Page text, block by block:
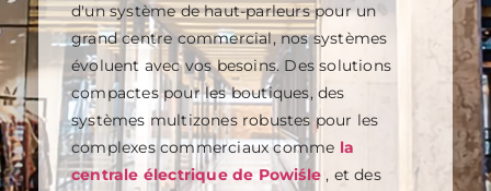
d'un système de haut-parleurs pour un
grand centre commercial, nos systèmes
évoluent avec vos besoins. Des solutions
compactes pour les boutiques, des
systèmes multizones robustes pour les
complexes commerciaux comme la
centrale électrique de Powiśle , et des